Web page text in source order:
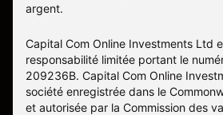
argent.
Capital Com Online Investments Ltd
responsabilité limitée portant le
209236B. Capital Com Online
société enregistrée dans le
et autorisée par la Commission des